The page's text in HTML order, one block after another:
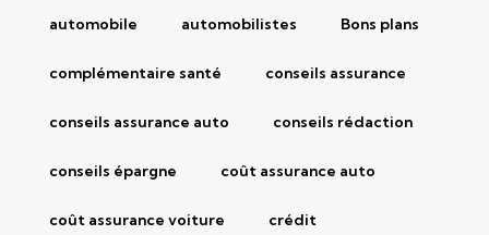
automobile automobilistes Bons plans
complémentaire santé conseils assurance
conseils assurance auto conseils rédaction
conseils épargne coût assurance auto
coût assurance voiture crédit